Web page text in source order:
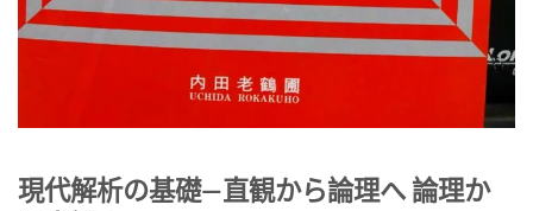
現代解析の基礎―直観から論理へ 論理か